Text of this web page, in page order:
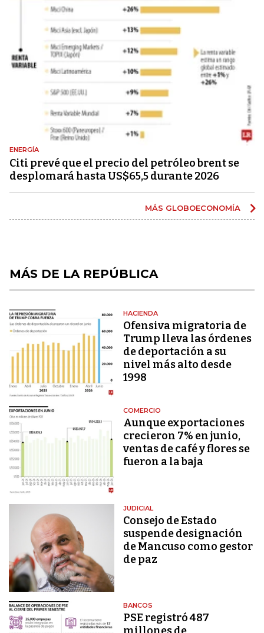
ENERGÍA
Citi prevé que el precio del petróleo brent se
desplomará hasta US$65,5 durante 2026
MÁS GLOBOECONOMÍA
MÁS DE LA REPÚBLICA
HACIENDA
Ofensiva migratoria de
Trump lleva las órdenes
de deportación a su
nivel más alto desde
1998
COMERCIO
Aunque exportaciones
crecieron 7% en junio,
ventas de café y flores se
fueron a la baja
JUDICIAL
Consejo de Estado
suspende designación
de Mancuso como gestor
de paz
BANCOS
PSE registró 487